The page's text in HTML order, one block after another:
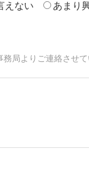
えない
あまり
局よりご連絡させて